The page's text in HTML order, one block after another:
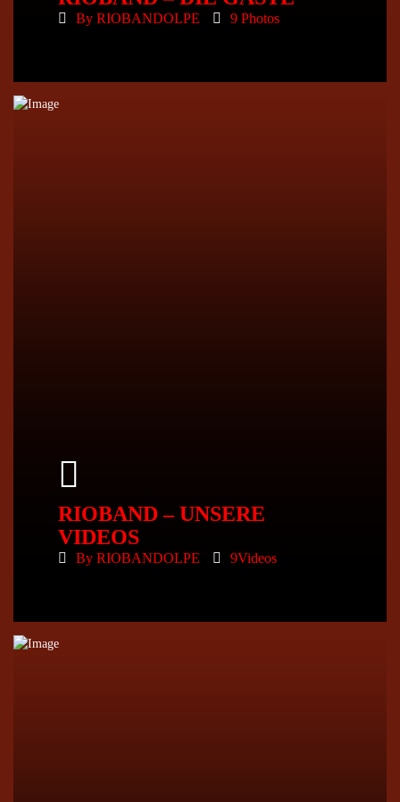
By RIOBANDOLPE 9 Photos
RIOBAND – UNSERE
VIDEOS
By RIOBANDOLPE 9Videos